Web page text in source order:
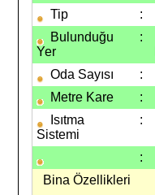
Tip :
Bulunduğu
Yer
:
Oda Sayısı
:
Metre Kare
:
Isıtma
Sistemi
:
:
Bina Özellikleri